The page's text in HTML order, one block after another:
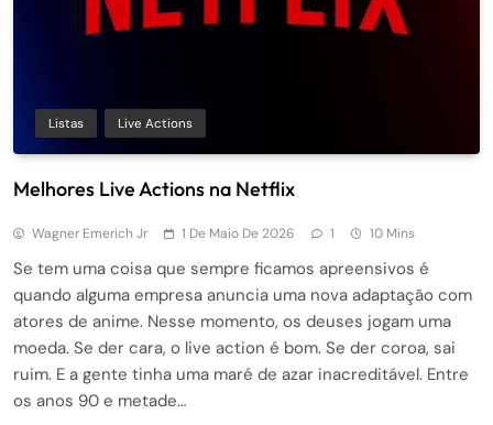
Listas Live Actions
Melhores Live Actions na Netflix
Wagner Emerich Jr 1 De Maio De 2026 1 10 Mins
Se tem uma coisa que sempre ficamos apreensivos é
quando alguma empresa anuncia uma nova adaptação com
atores de anime. Nesse momento, os deuses jogam uma
moeda. Se der cara, o live action é bom. Se der coroa, sai
ruim. E a gente tinha uma maré de azar inacreditável. Entre
os anos 90 e metade…